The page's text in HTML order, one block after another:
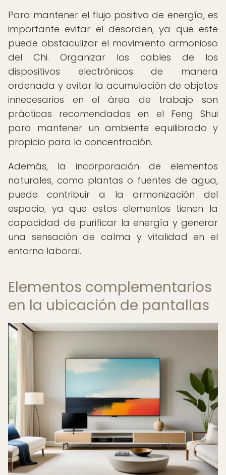
Para mantener el flujo positivo de energía, es
importante evitar el desorden, ya que este
puede obstaculizar el movimiento armonioso
del Chi. Organizar los cables de los
dispositivos electrónicos de manera
ordenada y evitar la acumulación de objetos
innecesarios en el área de trabajo son
prácticas recomendadas en el Feng Shui
para mantener un ambiente equilibrado y
propicio para la concentración.
Además, la incorporación de elementos
naturales, como plantas o fuentes de agua,
puede contribuir a la armonización del
espacio, ya que estos elementos tienen la
capacidad de purificar la energía y generar
una sensación de calma y vitalidad en el
entorno laboral.
Elementos complementarios
en la ubicación de pantallas